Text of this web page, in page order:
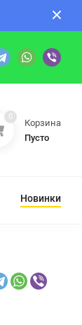
0
Корзина
Пусто
Новинки